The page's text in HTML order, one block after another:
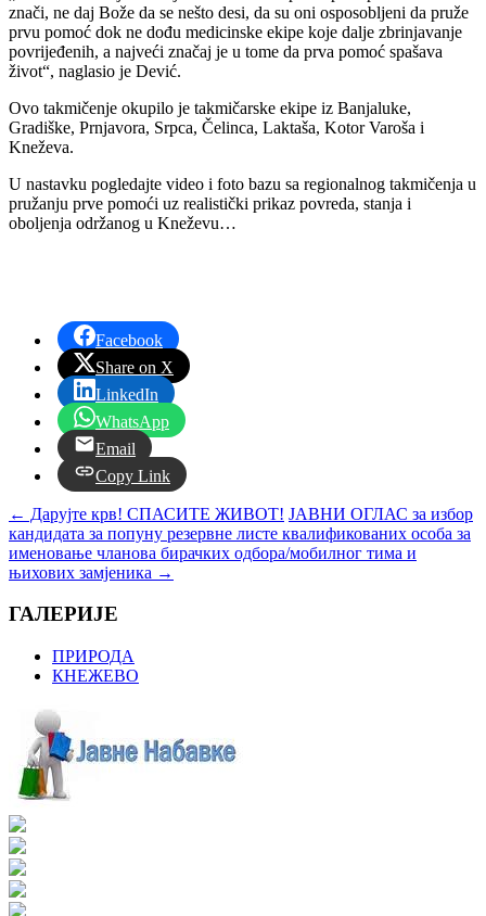
znači, ne daj Bože da se nešto desi, da su oni osposobljeni da pruže
prvu pomoć dok ne dođu medicinske ekipe koje dalje zbrinjavanje
povrijeđenih, a najveći značaj je u tome da prva pomoć spašava
život“, naglasio je Dević.
Ovo takmičenje okupilo je takmičarske ekipe iz Banjaluke,
Gradiške, Prnjavora, Srpca, Čelinca, Laktaša, Kotor Varoša i
Kneževa.
U nastavku pogledajte video i foto bazu sa regionalnog takmičenja u
pružanju prve pomoći uz realistički prikaz povreda, stanja i
oboljenja održanog u Kneževu…
Facebook
Share on X
LinkedIn
WhatsApp
Email
Copy Link
← Дарујте крв! СПАСИТЕ ЖИВОТ! ЈАВНИ ОГЛАС за избор
кандидата за попуну резервне листе квалификованих особа за
именовање чланова бирачких одбора/мобилног тима и
њихових замјеника →
ГАЛЕРИЈЕ
ПРИРОДА
КНЕЖЕВО